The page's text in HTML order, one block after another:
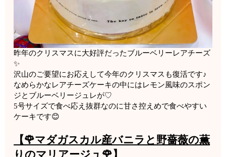
昨年のクリスマスに大好評だったブルーベリーレアチーズ
✨
沢山のご要望にお応えして今年のクリスマスも復活です♪
なめらかなレアチーズケーキの中にはレモン風味のスポン
ジとブルーベリージュレが♡
5号サイズで食べ応え抜群なのに甘さ控えめで食べやすい
ケーキです😊
【🌹マダガスカル産バニラと野薔薇の薫